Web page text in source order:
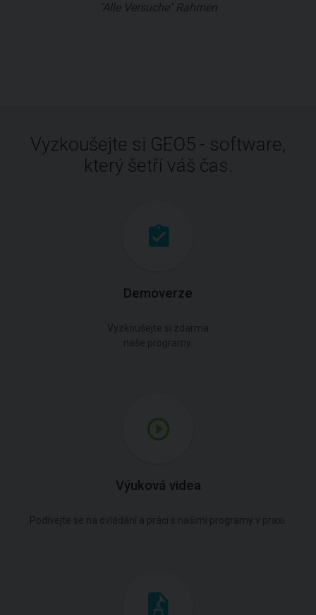
"Alle Versuche" Rahmen
Vyzkoušejte si GEO5 - software,
který šetří váš čas.
Demoverze
Výuková videa